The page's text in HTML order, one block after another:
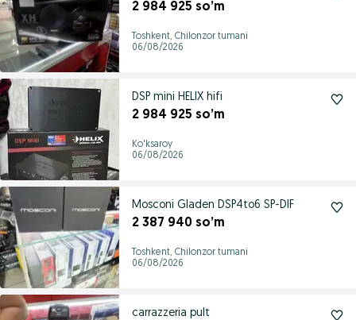
2 984 925 so’m
Toshkent, Chilonzor tumani
06/08/2026
DSP mini HELIX hifi
2 984 925 so’m
Ko'ksaroy
06/08/2026
Mosconi Gladen DSP4to6 SP-DIF
2 387 940 so’m
Toshkent, Chilonzor tumani
06/08/2026
carrazzeria pult